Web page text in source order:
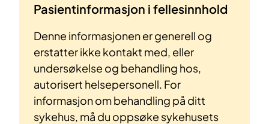
Pasientinformasjon i fellesinnhold
Denne informasjonen er generell og
erstatter ikke kontakt med, eller
undersøkelse og behandling hos,
autorisert helsepersonell. For
informasjon om behandling på ditt
sykehus, må du oppsøke sykehusets